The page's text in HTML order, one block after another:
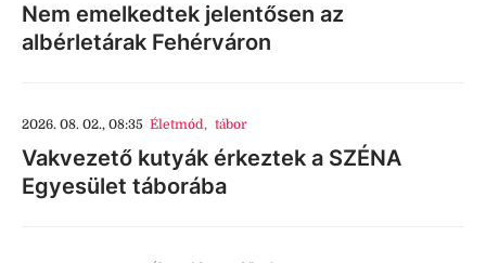
Nem emelkedtek jelentősen az
albérletárak Fehérváron
2026. 08. 02., 08:35 Életmód, tábor
Vakvezető kutyák érkeztek a SZÉNA
Egyesület táborába